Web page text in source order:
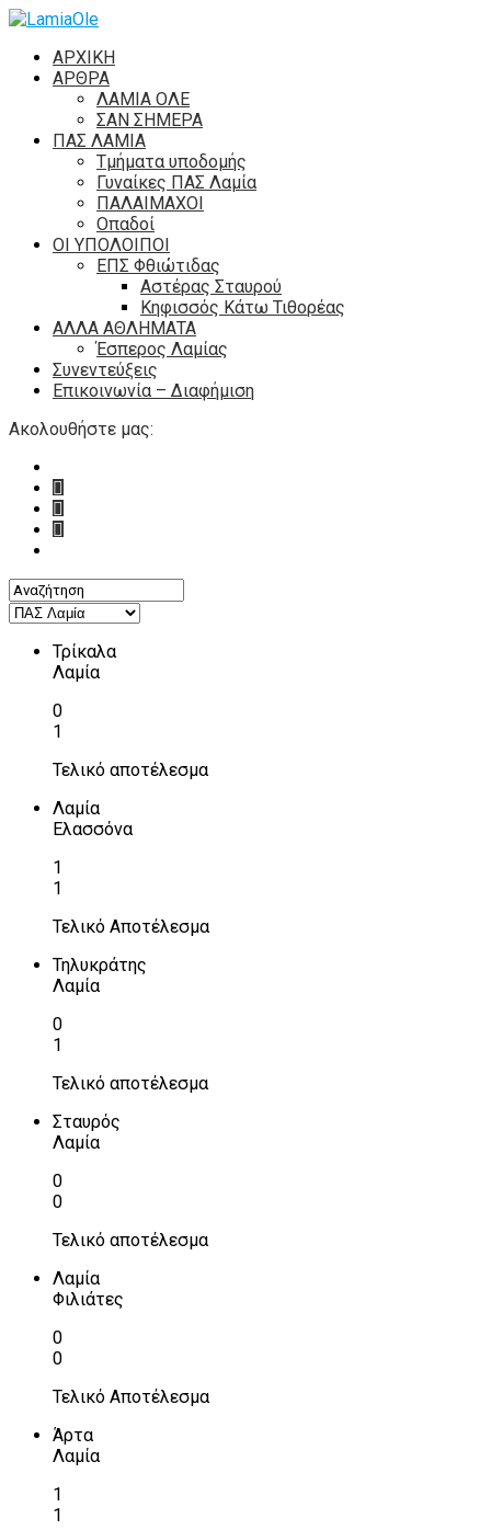
ΑΡΧΙΚΗ
ΑΡΘΡΑ
ΛΑΜΙΑ ΟΛΕ
ΣΑΝ ΣΗΜΕΡΑ
ΠΑΣ ΛΑΜΙΑ
Τμήματα υποδομής
Γυναίκες ΠΑΣ Λαμία
ΠΑΛΑΙΜΑΧΟΙ
Οπαδοί
ΟΙ ΥΠΟΛΟΙΠΟΙ
ΕΠΣ Φθιώτιδας
Αστέρας Σταυρού
Κηφισσός Κάτω Τιθορέας
ΑΛΛΑ ΑΘΛΗΜΑΤΑ
Έσπερος Λαμίας
Συνεντεύξεις
Επικοινωνία – Διαφήμιση
Ακολουθήστε μας:
Τρίκαλα
Λαμία
0
1
Τελικό αποτέλεσμα
Λαμία
Ελασσόνα
1
1
Τελικό Αποτέλεσμα
Τηλυκράτης
Λαμία
0
1
Τελικό αποτέλεσμα
Σταυρός
Λαμία
0
0
Τελικό αποτέλεσμα
Λαμία
Φιλιάτες
0
0
Τελικό Αποτέλεσμα
Άρτα
Λαμία
1
1